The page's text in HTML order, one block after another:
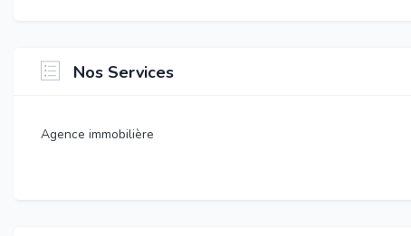
Nos Services
Agence immobilière